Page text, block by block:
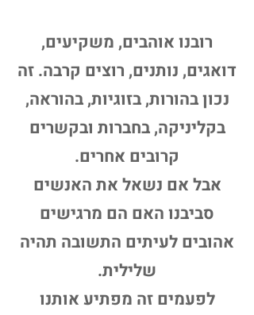
רובנו אוהבים, משקיעים,
דואגים, נותנים, רוצים קרבה. זה
נכון בהורות, בזוגיות, בהוראה,
בקליניקה, בחברות ובקשרים
קרובים אחרים.
אבל אם נשאל את האנשים
סביבנו האם הם מרגישים
אהובים לעיתים התשובה תהיה
שלילית.
לפעמים זה מפתיע אותנו